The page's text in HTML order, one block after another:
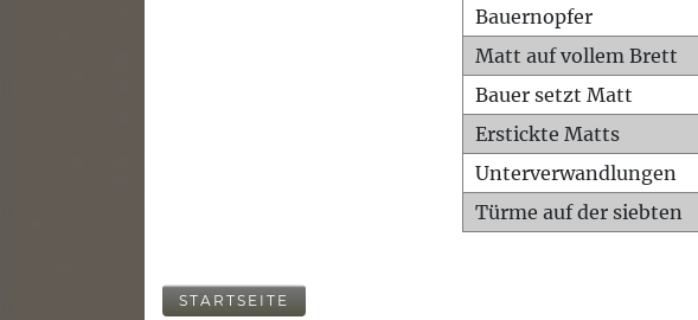
Bauernopfer
Matt auf vollem Brett
Bauer setzt Matt
Erstickte Matts
Unterverwandlungen
Türme auf der siebten
STARTSEITE